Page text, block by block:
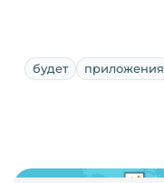
будет приложения